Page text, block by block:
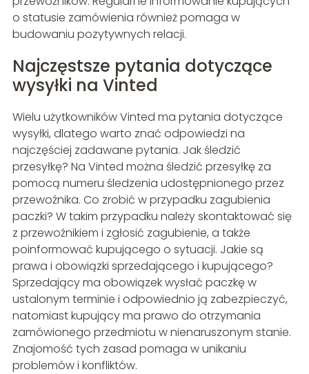
o statusie zamówienia również pomaga w
budowaniu pozytywnych relacji.
Najczęstsze pytania dotyczące
wysyłki na Vinted
Wielu użytkowników Vinted ma pytania dotyczące
wysyłki, dlatego warto znać odpowiedzi na
najczęściej zadawane pytania. Jak śledzić
przesyłkę? Na Vinted można śledzić przesyłkę za
pomocą numeru śledzenia udostępnionego przez
przewoźnika. Co zrobić w przypadku zagubienia
paczki? W takim przypadku należy skontaktować się
z przewoźnikiem i zgłosić zagubienie, a także
poinformować kupującego o sytuacji. Jakie są
prawa i obowiązki sprzedającego i kupującego?
Sprzedający ma obowiązek wysłać paczkę w
ustalonym terminie i odpowiednio ją zabezpieczyć,
natomiast kupujący ma prawo do otrzymania
zamówionego przedmiotu w nienaruszonym stanie.
Znajomość tych zasad pomaga w unikaniu
problemów i konfliktów.